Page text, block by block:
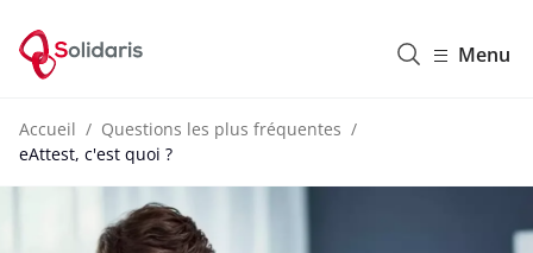
Menu
Accueil
Questions les plus fréquentes
eAttest, c'est quoi ?